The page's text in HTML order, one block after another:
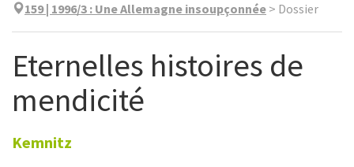
159 | 1996/3 : Une Allemagne insoupçonnée > Dossier
Eternelles histoires de
mendicité
Kemnitz